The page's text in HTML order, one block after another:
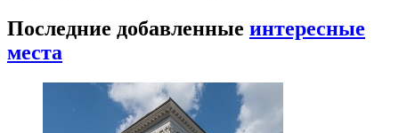
Последние добавленные интересные
места